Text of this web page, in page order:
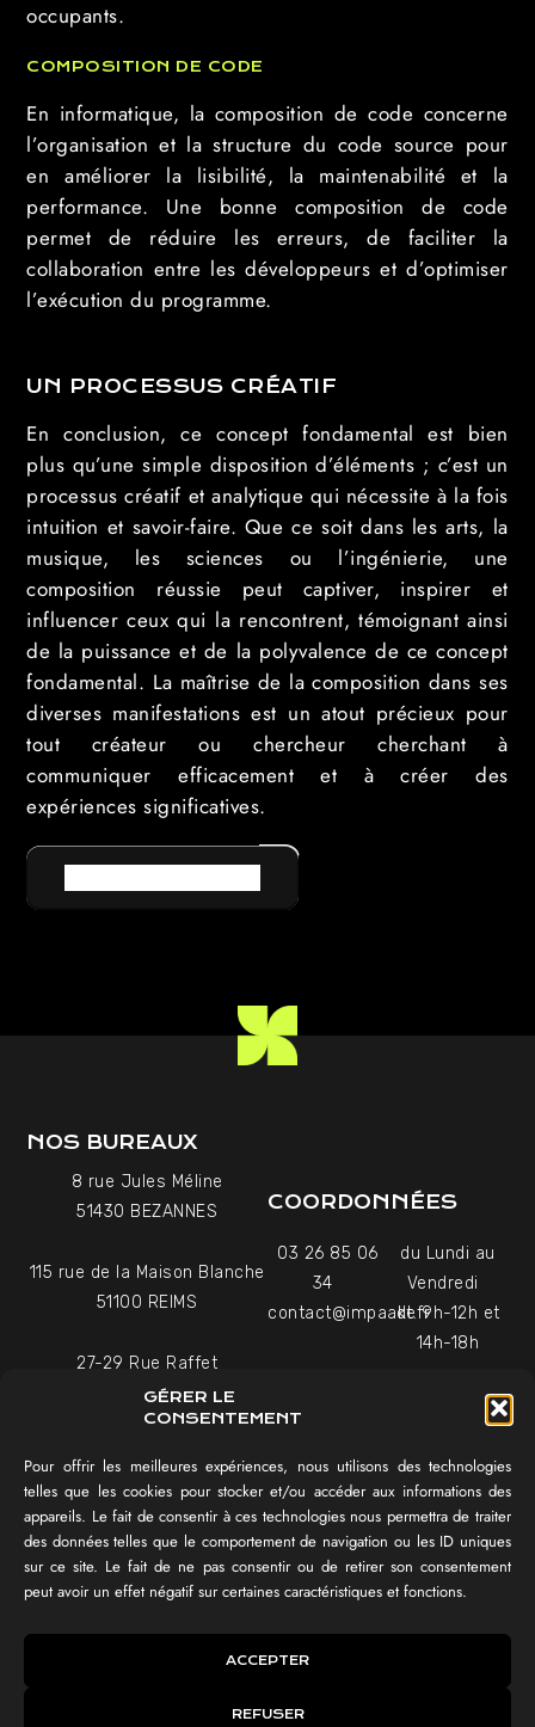
GÉRER LE
CONSENTEMENT
Pour offrir les meilleures expériences, nous utilisons des technologies
telles que les cookies pour stocker et/ou accéder aux informations des
appareils. Le fait de consentir à ces technologies nous permettra de traiter
des données telles que le comportement de navigation ou les ID uniques
sur ce site. Le fait de ne pas consentir ou de retirer son consentement
peut avoir un effet négatif sur certaines caractéristiques et fonctions.
ACCEPTER
REFUSER
occupants.
COMPOSITION DE CODE
En informatique, la composition de code concerne
l’organisation et la structure du code source pour
en améliorer la lisibilité, la maintenabilité et la
performance. Une bonne composition de code
permet de réduire les erreurs, de faciliter la
collaboration entre les développeurs et d’optimiser
l’exécution du programme.
UN PROCESSUS CRÉATIF
En conclusion, ce concept fondamental est bien
plus qu’une simple disposition d’éléments ; c’est un
processus créatif et analytique qui nécessite à la fois
intuition et savoir-faire. Que ce soit dans les arts, la
musique, les sciences ou l’ingénierie, une
composition réussie peut captiver, inspirer et
influencer ceux qui la rencontrent, témoignant ainsi
de la puissance et de la polyvalence de ce concept
fondamental. La maîtrise de la composition dans ses
diverses manifestations est un atout précieux pour
tout créateur ou chercheur cherchant à
communiquer efficacement et à créer des
expériences significatives.
NOS BUREAUX
8 rue Jules Méline
51430 BEZANNES
115 rue de la Maison Blanche
51100 REIMS
27-29 Rue Raffet
75016 PARIS
COORDONNÉES
03 26 85 06
34
contact@impaakt.fr
du Lundi au
Vendredi
de 9h-12h et
14h-18h
vous
NAVIGATION
Témoignages vidéo
Équipe
Réalisations
IMPAAKT GROUP®
Lexique du digital